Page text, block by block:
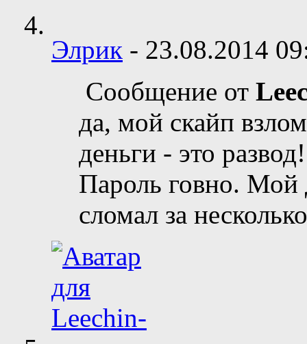
Элрик - 23.08.2014
Сообщение от
да, мой скайп
деньги - это развод!
Пароль говно. Мой
сломал за